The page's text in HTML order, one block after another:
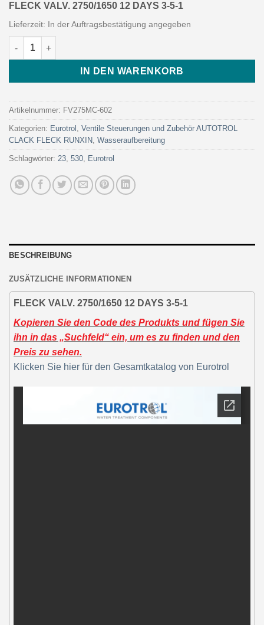
FLECK VALV. 2750/1650 12 DAYS 3-5-1
Lieferzeit: In der Auftragsbestätigung angegeben
FLECK VALV. 2750/1650 12 DAYS 3-5-1 (Art. FV275MC-602 -
IN DEN WARENKORB
Artikelnummer: FV275MC-602
Kategorien: Eurotrol , Ventile Steuerungen und Zubehör AUTOTROL
CLACK FLECK RUNXIN, Wasseraufbereitung
Schlagwörter: 23, 530, Eurotrol
BESCHREIBUNG
ZUSÄTZLICHE INFORMATIONEN
FLECK VALV. 2750/1650 12 DAYS 3-5-1
Kopieren Sie den Code des Produkts und fügen Sie
ihn in das „Suchfeld“ ein, um es zu finden und den
Preis zu sehen.
Klicken Sie hier für den Gesamtkatalog von Eurotrol